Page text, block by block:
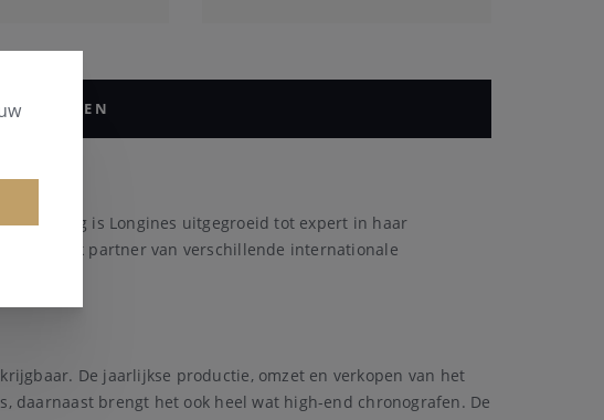
ervaring is Longines uitgegroeid tot expert in haar
ook partner van verschillende internationale
De jaarlijkse productie, omzet en verkopen van het
daarnaast brengt het ook heel wat high-end chronografen. De